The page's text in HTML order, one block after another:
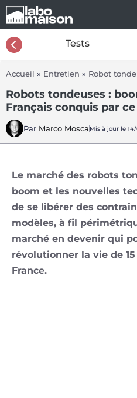
Aller
au
contenu
Tests
Accueil » Entretien » Robot
Robots tondeuses :
Français conquis par
Par Marco Mosca Mis à jour le
Le marché des robots
boom et les nouvelles
de se libérer des
modèles, à fil
marché en devenir qui
révolutionner la vie de
France.